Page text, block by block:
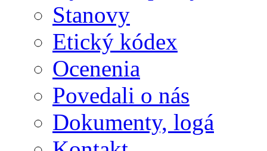
Stanovy
Etický kódex
Ocenenia
Povedali o nás
Dokumenty, logá